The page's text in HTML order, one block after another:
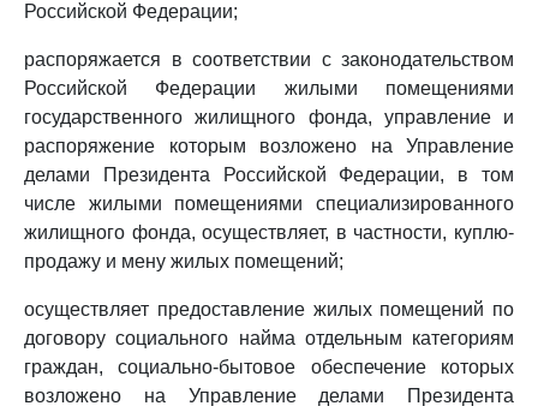
Российской Федерации;
распоряжается в соответствии с законодательством
Российской Федерации жилыми помещениями
государственного жилищного фонда, управление и
распоряжение которым возложено на Управление
делами Президента Российской Федерации, в том
числе жилыми помещениями специализированного
жилищного фонда, осуществляет, в частности, куплю-
продажу и мену жилых помещений;
осуществляет предоставление жилых помещений по
договору социального найма отдельным категориям
граждан, социально-бытовое обеспечение которых
возложено на Управление делами Президента